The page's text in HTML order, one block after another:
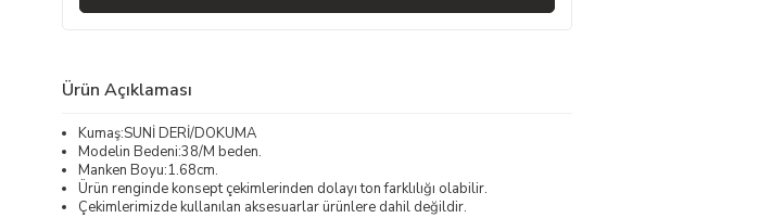
Ürün Açıklaması
Kumaş:SUNİ DERİ/DOKUMA
Modelin Bedeni:38/M beden.
Manken Boyu:1.68cm.
Ürün renginde konsept çekimlerinden dolayı ton farklılığı olabilir.
Çekimlerimizde kullanılan aksesuarlar ürünlere dahil değildir.